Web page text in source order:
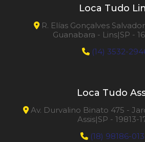
Loca Tudo
R. Elías Gonçalves
Guanabara - Lins|SP -
(14) 3532-
Loca Tudo
Av. Durvalino Binato 475 -
Assis|SP - 19813-
(18) 98186-